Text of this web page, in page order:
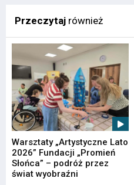
Przeczytaj również
Warsztaty „Artystyczne Lato
2026” Fundacji „Promień
Słońca” – podróż przez
świat wyobraźni